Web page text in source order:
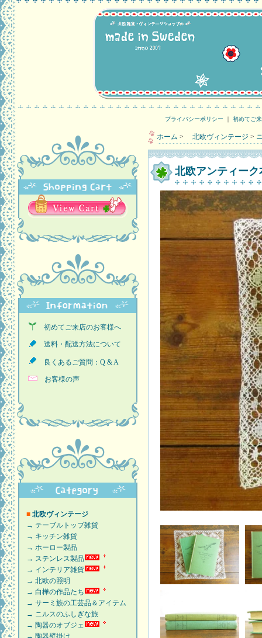
プライバシーポリシー ｜ 初めてご
初めてご来店のお客様へ
送料・配送方法について
良くあるご質問：Q & A
お客様の声
■ 北欧ヴィンテージ
→ テーブルトップ雑貨
→ キッチン雑貨
→ ホーロー製品
→ ステンレス製品
→ インテリア雑貨
→ 北欧の照明
→ 白樺の作品たち
→ サーミ族の工芸品＆アイテム
→ ニルスのふしぎな旅
→ 陶器のオブジェ
→ 陶器壁掛け
ホーム > 北欧ヴィンテージ >
北欧アンティー